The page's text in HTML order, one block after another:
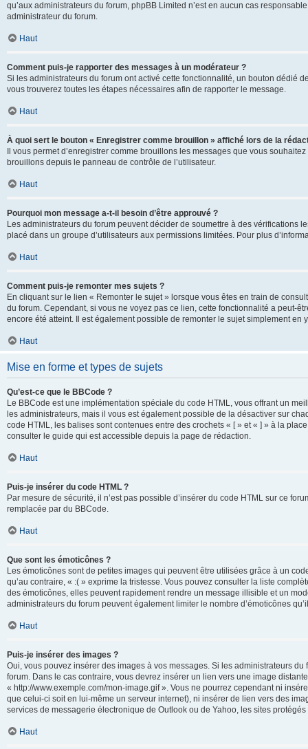
qu’aux administrateurs du forum, phpBB Limited n’est en aucun cas
administrateur du forum.
Haut
Comment puis-je rapporter des messages à un modérateur ?
Si les administrateurs du forum ont activé cette fonctionnalité, un bouton dédié
vous trouverez toutes les étapes nécessaires afin de rapporter le message.
Haut
À quoi sert le bouton « Enregistrer comme brouillon » affiché lors de la
Il vous permet d’enregistrer comme brouillons les messages que vous
brouillons depuis le panneau de contrôle de l’utilisateur.
Haut
Pourquoi mon message a-t-il besoin d’être approuvé ?
Les administrateurs du forum peuvent décider de soumettre à des vérifications
placé dans un groupe d’utilisateurs aux permissions limitées. Pour plus
Haut
Comment puis-je remonter mes sujets ?
En cliquant sur le lien « Remonter le sujet » lorsque vous êtes en train de
du forum. Cependant, si vous ne voyez pas ce lien, cette fonctionnalité a peut-
encore été atteint. Il est également possible de remonter le sujet simplement
Haut
Mise en forme et types de sujets
Qu’est-ce que le BBCode ?
Le BBCode est une implémentation spéciale du code HTML, vous offrant un
les administrateurs, mais il vous est également possible de la désactiver sur
code HTML, les balises sont contenues entre des crochets « [ » et « ] » à la
consulter le guide qui est accessible depuis la page de rédaction.
Haut
Puis-je insérer du code HTML ?
Par mesure de sécurité, il n’est pas possible d’insérer du code HTML sur ce
remplacée par du BBCode.
Haut
Que sont les émoticônes ?
Les émoticônes sont de petites images qui peuvent être utilisées grâce à un
qu’au contraire, « :( » exprime la tristesse. Vous pouvez consulter la liste
des émoticônes, elles peuvent rapidement rendre un message illisible et un
administrateurs du forum peuvent également limiter le nombre d’émoticônes
Haut
Puis-je insérer des images ?
Oui, vous pouvez insérer des images à vos messages. Si les administrateurs
forum. Dans le cas contraire, vous devrez insérer un lien vers une image
« http://www.exemple.com/mon-image.gif ». Vous ne pourrez cependant ni
que celui-ci soit en lui-même un serveur internet), ni insérer de lien vers des
services de messagerie électronique de Outlook ou de Yahoo, les sites
Haut